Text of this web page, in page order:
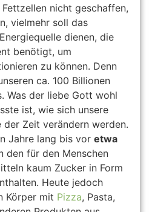
nicht geschaffen,
vielmehr soll das
dienen, die
benötigt, um
zu können. Denn
ca. 100 Billionen
Was der liebe Gott wohl
ist, wie sich unsere
der Zeit verändern werden.
Jahre lang bis voretwa
den für den Menschen
kaum Zucker in Form
Heute jedoch
Körper mit Pizza, Pasta,